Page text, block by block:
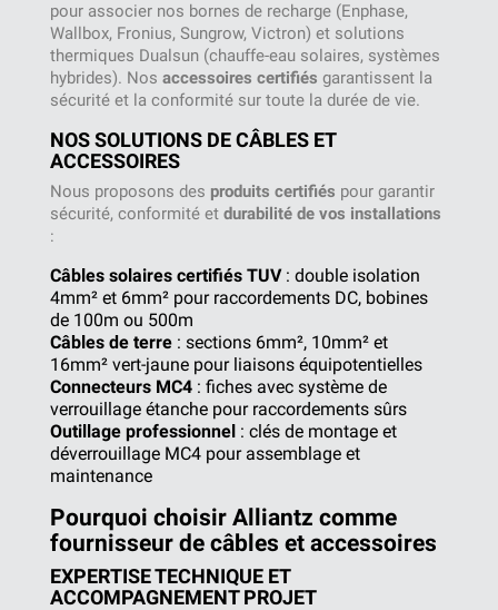
pour associer nos bornes de recharge (Enphase,
Wallbox, Fronius, Sungrow, Victron) et solutions
thermiques Dualsun (chauffe-eau solaires, systèmes
hybrides). Nos accessoires certifiés garantissent la
sécurité et la conformité sur toute la durée de vie.
NOS SOLUTIONS DE CÂBLES ET
ACCESSOIRES
Nous proposons des produits certifiés pour garantir
sécurité, conformité et durabilité de vos installations
:
Câbles solaires certifiés TUV: double isolation
4mm² et 6mm² pour raccordements DC, bobines
de 100m ou 500m
Câbles de terre : sections 6mm², 10mm² et
16mm² vert-jaune pour liaisons équipotentielles
Connecteurs MC4 : fiches avec système de
verrouillage étanche pour raccordements sûrs
Outillage professionnel : clés de montage et
déverrouillage MC4 pour assemblage et
maintenance
Pourquoi choisir Alliantz comme
fournisseur de câbles et accessoires
EXPERTISE TECHNIQUE ET
ACCOMPAGNEMENT PROJET